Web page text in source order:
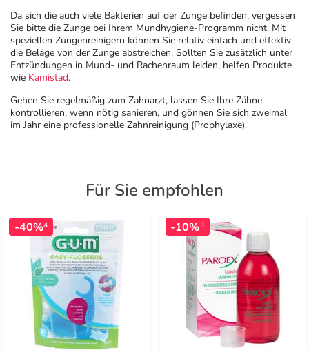
Da sich die auch viele Bakterien auf der Zunge befinden, vergessen
Sie bitte die Zunge bei Ihrem Mundhygiene-Programm nicht. Mit
speziellen Zungenreinigern können Sie relativ einfach und effektiv
die Beläge von der Zunge abstreichen. Sollten Sie zusätzlich unter
Entzündungen in Mund- und Rachenraum leiden, helfen Produkte
wie Kamistad.
Gehen Sie regelmäßig zum Zahnarzt, lassen Sie Ihre Zähne
kontrollieren, wenn nötig sanieren, und gönnen Sie sich zweimal
im Jahr eine professionelle Zahnreinigung (Prophylaxe).
Für Sie empfohlen
-40%4 -10%3